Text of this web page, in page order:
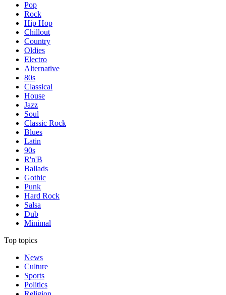
Pop
Rock
Hip Hop
Chillout
Country
Oldies
Electro
Alternative
80s
Classical
House
Jazz
Soul
Classic Rock
Blues
Latin
90s
R'n'B
Ballads
Gothic
Punk
Hard Rock
Salsa
Dub
Minimal
Top topics
News
Culture
Sports
Politics